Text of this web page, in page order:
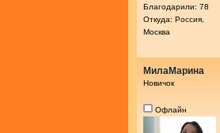
Благодарили: 78
Откуда: Россия,
Москва
МилаМарина
Новичок
Офлайн